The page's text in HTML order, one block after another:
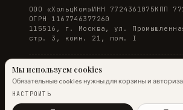
ООО «ХольцКом»ИНН 7724361075КПП
ОГРН 1167746377260
115516, г. Москва, ул.
стр. 3, комн. 21, пом. I
© 2026 WOODONLINE. Все права
Мы используем cookies
Обязательные cookies нужны для корзины и
аналитика Яндекс.Метрики работает на обычных
Подробнее →
НАСТРОИТЬ